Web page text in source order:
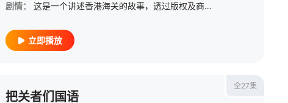
剧情：
这是一个讲述香港海关的故事，透过版权及商标调查科高级监督海锋(袁伟豪 饰)、贸易管制处总贸易管制主任关佩欣(黄智雯 饰)、海关毒品调查课监督温芷祺(王敏奕 饰)，三人带领一众海关菁英及年青新晋，包括有
立即播放
全27集
把关者们国语